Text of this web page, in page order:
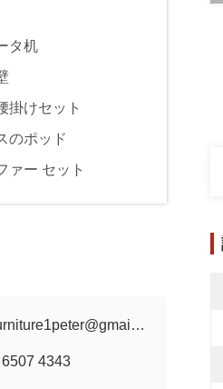
タ机
掛けセット
のポッド
ァー セット
Bestonfurniture1peter@gmail.com
4343